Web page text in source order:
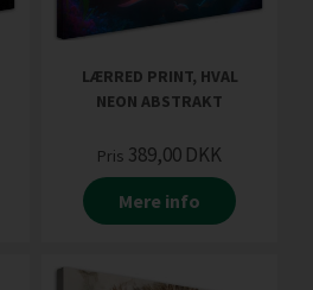
LÆRRED PRINT, HVAL
NEON ABSTRAKT
Pris 389,00 DKK
Mere info